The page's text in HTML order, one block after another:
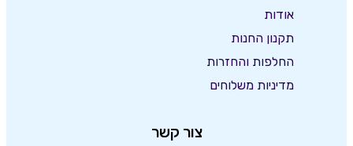
אודות
תקנון החנות
החלפות והחזרות
מדיניות משלוחים
צור קשר